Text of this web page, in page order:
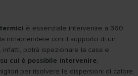
è essenziale intervenire a 360
intraprendere con il supporto di un
potrà ispezionare la casa e
cui è possibile intervenire,
per risolvere le dispersioni di calore.